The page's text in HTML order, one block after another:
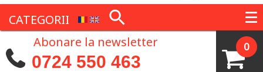
CATEGORII
0
Abonare la newsletter
0724 550 463